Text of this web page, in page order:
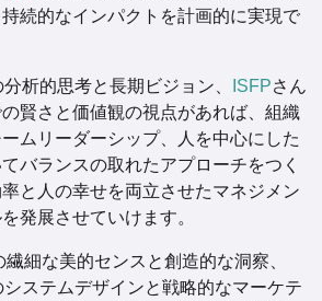
続的なインパクトを計画的に実現で
分析的思考と長期ビジョン、 ISFPさん
賢さと価値観の視点があれば、組織
ムリーダーシップ、人を中心にした
バランスの取れたアプローチをつく
と人の幸せを両立させたマネジメン
発展させていけます。
繊細な美的センスと創造的な洞察、
システムデザインと戦略的なマーケテ